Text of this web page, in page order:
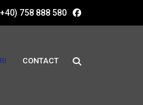
758 888 580
CONTACT